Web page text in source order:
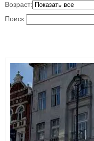
Возраст:
Поиск: